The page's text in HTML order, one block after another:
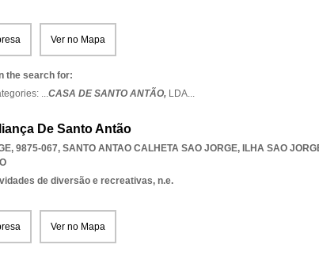
Ver no Mapa
the search for:
...CASA DE SANTO ANTÃO, LDA...
De Santo Antão
9875-067, SANTO ANTAO CALHETA SAO JORGE, ILHA SAO
de diversão e recreativas, n.e.
Ver no Mapa